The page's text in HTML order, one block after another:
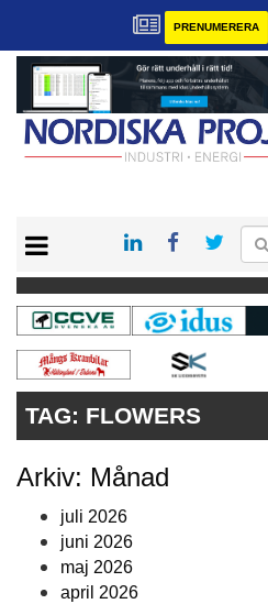
PRENUMERERA
KONTAKT
VÅRA ANDRA MAGASIN
PRENUMERERA
ANNONSERA
TAG: FLOWERS
Arkiv: Månad
juli 2026
juni 2026
maj 2026
april 2026